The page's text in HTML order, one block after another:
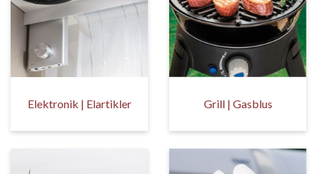
Elektronik | Elartikler Grill | Gasblus